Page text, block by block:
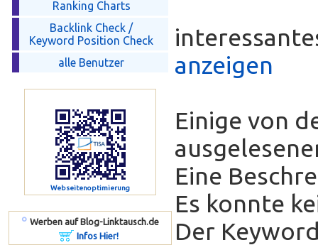
Ranking Charts
Backlink Check /
Keyword Position Check
alle Benutzer
Webseitenoptimierung
º Werben auf Blog-Linktausch.de
Infos Hier!
anzeigen
Einige von
Eine
Es konnte
Der